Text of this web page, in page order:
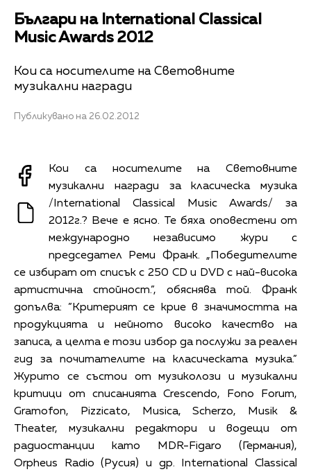
Българи на International Classical
Music Awards 2012
Кои са носителите на Световните
музикални награди
Публикувано на 26.02.2012
Кои са носителите на Световните
музикални награди за класическа музика
/International Classical Music Awards/ за
2012г.? Вече е ясно. Те бяха оповестени от
международно независимо жури с
председател Реми Франк. „Победителите
се избират от списък с 250 CD и DVD с най-висока
артистична стойност.”, обяснява той. Франк
допълва: ”Критерият се крие в значимостта на
продукцията и нейното високо качество на
записа, а целта е този избор да послужи за реален
гид за почитателите на класическата музика.”
Журито се състои от музиколози и музикални
критици от списанията Crescendo, Fono Forum,
Gramofon, Pizzicato, Musica, Scherzo, Musik &
Theater, музикални редактори и водещи от
радиостанции като MDR-Figaro (Германия),
Orpheus Radio (Русия) и др. International Classical